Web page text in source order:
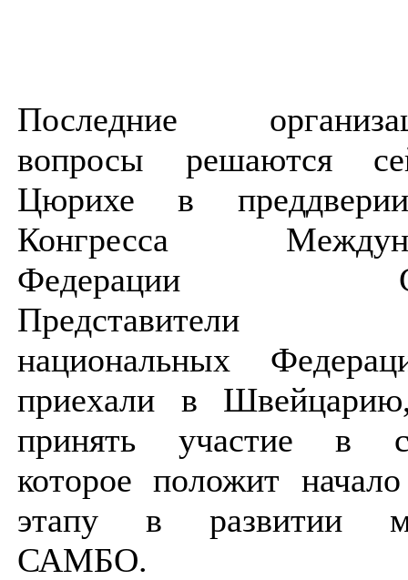
Последние
вопросы решаются
Цюрихе в
Конгресса
Федерации
Представители
национальных
приехали в
принять участие в
которое положит
этапу в развитии
САМБО.